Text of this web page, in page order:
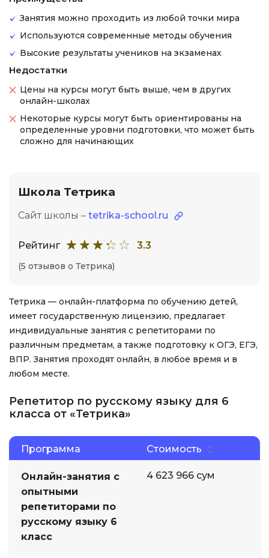
Занятия можно проходить из любой точки мира
Используются современные методы обучения
Высокие результаты учеников на экзаменах
Недостатки
Цены на курсы могут быть выше, чем в других
онлайн-школах
Некоторые курсы могут быть ориентированы на
определенные уровни подготовки, что может быть
сложно для начинающих
Школа Тетрика
Сайт школы – tetrika-school.ru
Рейтинг 3.3
(5 отзывов о Тетрика)
Тетрика — онлайн-платформа по обучению детей,
имеет государственную лицензию, предлагает
индивидуальные занятия с репетиторами по
различным предметам, а также подготовку к ОГЭ, ЕГЭ,
ВПР. Занятия проходят онлайн, в любое время и в
любом месте.
Репетитор по русскому языку для 6
класса от «Тетрика»
Программа Стоимость
Онлайн-занятия с
опытными
репетиторами по
русскому языку 6
класс
4 623 966 сум